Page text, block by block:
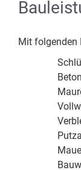
Mit folgenden